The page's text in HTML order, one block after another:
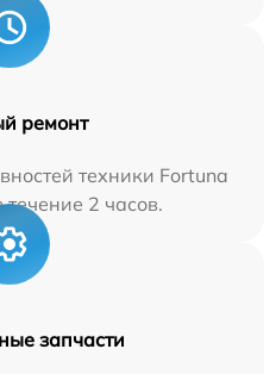
ремонт
техники Fortuna
2 часов.
запчасти